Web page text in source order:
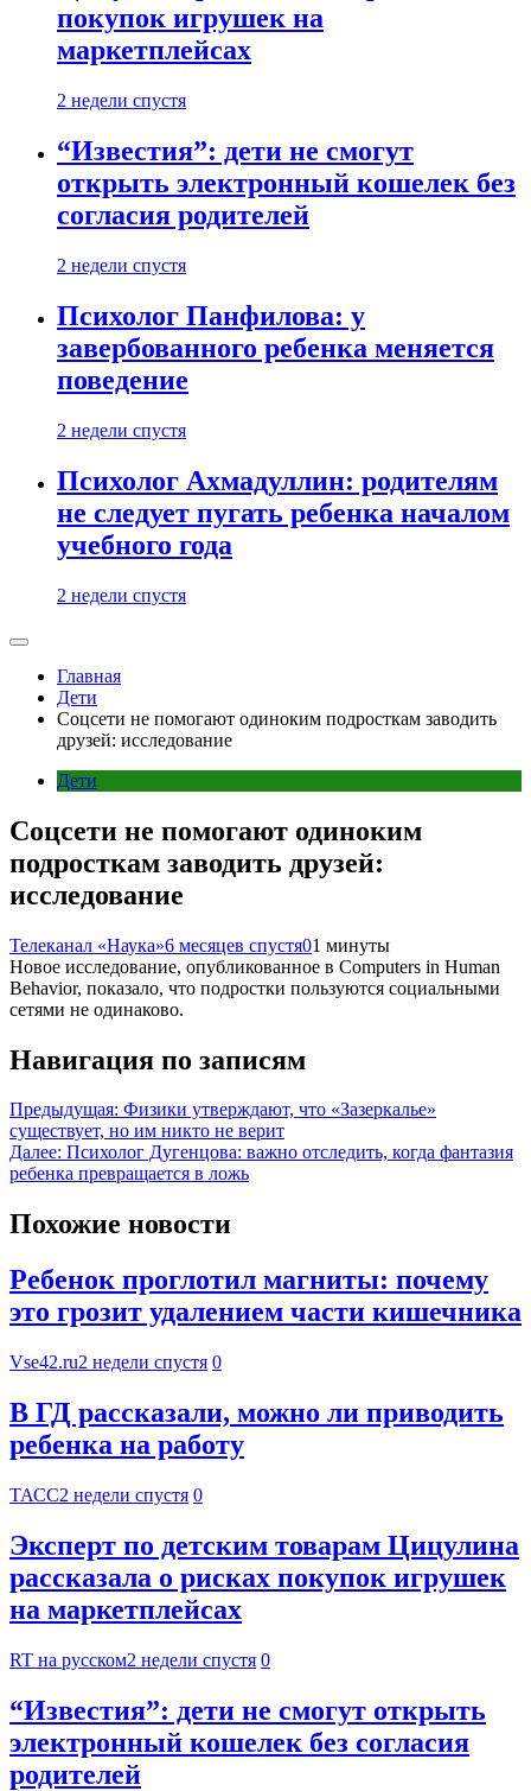
покупок игрушек на
маркетплейсах
2 недели спустя
“Известия”: дети не смогут
открыть электронный кошелек без
согласия родителей
2 недели спустя
Психолог Панфилова: у
завербованного ребенка меняется
поведение
2 недели спустя
Психолог Ахмадуллин: родителям
не следует пугать ребенка началом
учебного года
2 недели спустя
Главная
Дети
Соцсети не помогают одиноким подросткам заводить
друзей: исследование
Дети
Соцсети не помогают одиноким
подросткам заводить друзей:
исследование
Телеканал «Наука»6 месяцев спустя01 минуты
Новое исследование, опубликованное в Computers in Human
Behavior, показало, что подростки пользуются социальными
сетями не одинаково.
Навигация по записям
Предыдущая: Физики утверждают, что «Зазеркалье»
существует, но им никто не верит
Далее: Психолог Дугенцова: важно отследить, когда фантазия
ребенка превращается в ложь
Похожие новости
Ребенок проглотил магниты: почему
это грозит удалением части кишечника
Vse42.ru2 недели спустя 0
В ГД рассказали, можно ли приводить
ребенка на работу
ТАСС2 недели спустя 0
Эксперт по детским товарам Цицулина
рассказала о рисках покупок игрушек
на маркетплейсах
RT на русском2 недели спустя 0
“Известия”: дети не смогут открыть
электронный кошелек без согласия
родителей